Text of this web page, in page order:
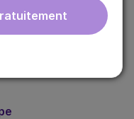
médecine générale.